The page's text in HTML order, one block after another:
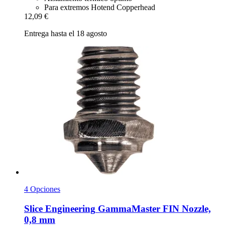
Para extremos Hotend Copperhead
12,09 €
Entrega hasta el 18 agosto
4 Opciones
Slice Engineering GammaMaster FIN Nozzle,
0,8 mm